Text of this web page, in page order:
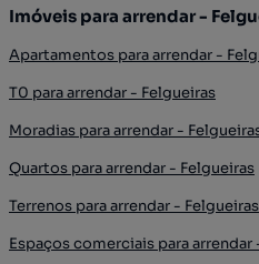
Imóveis para arrendar -
Apartamentos para arrendar -
T0 para arrendar - Felgueiras
Moradias para arrendar -
Quartos para arrendar - Felgueiras
Terrenos para arrendar - Felgueiras
Espaços comerciais para arrendar